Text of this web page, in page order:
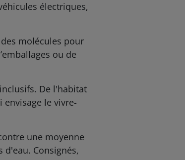
électriques,
molécules pour
ou de
De l'habitat
envisage le vivre-
une moyenne
Consignés,